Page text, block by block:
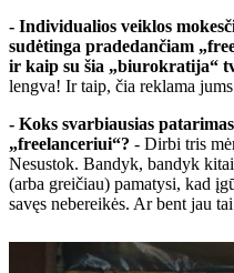
- Individualios veiklos
sudėtinga pradedančiam
ir kaip su šia „biurokratija“
lengva! Ir taip, čia reklama
- Koks svarbiausias
„freelanceriui“? - Dirbi tris
Nesustok. Bandyk, bandyk
(arba greičiau) pamatysi, kad
savęs nebereikės. Ar bent jau